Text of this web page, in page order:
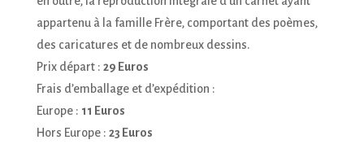
appartenu à la famille Frère, comportant des poèmes,
des caricatures et de nombreux dessins.
Prix départ : 29 Euros
Frais d’emballage et d’expédition :
Europe : 11 Euros
Hors Europe : 23 Euros